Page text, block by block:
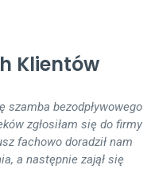
Klientów
budowy przebiegł
ekipa montująca działała
1. raz. Polecam innym
szamba bezodpływowego
zgłosiłam się do firmy
fachowo doradził nam
a następnie zajął się